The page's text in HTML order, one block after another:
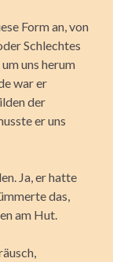
Form an, von
Schlechtes
uns herum
war er
der
er uns
Ja, er hatte
das,
am Hut.